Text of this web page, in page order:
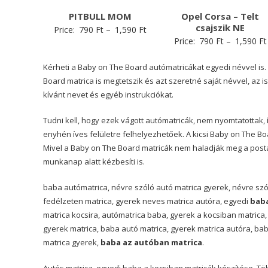
PITBULL MOM
Price: 790 Ft – 1,590 Ft
Opel Corsa – Telt
csajszik NE
Price: 790 Ft– 1,590 Ft
Kérheti a Baby on The Board autómatricákat egyedi névvel
Board matrica is megtetszik és azt szeretné saját névvel, az
kívánt nevet és egyéb instrukciókat.
Tudni kell, hogy ezek vágott autómatricák, nem
enyhén íves felületre felhelyezhetőek. A kicsi Baby on The
Mivel a Baby on The Board matricák nem haladják meg a
munkanap alatt kézbesíti is.
baba autómatrica, névre szóló autó matrica gyerek, névre
fedélzeten matrica, gyerek neves matrica autóra, egyedi
matrica kocsira, autómatrica baba, gyerek a kocsiban
gyerek matrica, baba autó matrica, gyerek matrica autóra,
matrica gyerek, baba az autóban matrica.